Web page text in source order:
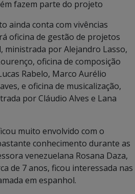
fazem parte do projeto
ainda conta com vivências
oficina de gestão de projetos
ministrada por Alejandro Lasso,
oficina de composição
Rabelo, Marco Aurélio
e oficina de musicalização,
por Cláudio Alves e Lana
muito envolvido com o
conhecimento durante as
venezuelana Rosana Daza,
de 7 anos, ficou interessada nas
em espanhol.